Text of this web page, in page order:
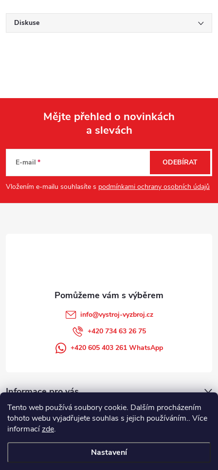
Tento web používá soubory cookie. Dalším procházením
tohoto webu vyjadřujete souhlas s jejich používáním.. Více
informacízde.
Nastavení
Diskuse
p
a
Mějte přehled o novinkách
a slevách
E-mail
Vložením e-mailu souhlasíte s podmínkami ochrany osobních údajů
ODEBÍRAT
Informace pro vás
info@vystroj-vyzbroj.cz
+420 734 63 26 75
+420 605 403 261 WhatsApp
Copyright 2026